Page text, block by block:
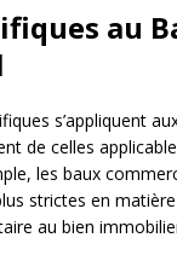
au
s’appliquent
de celles
les baux
strictes en
au bien